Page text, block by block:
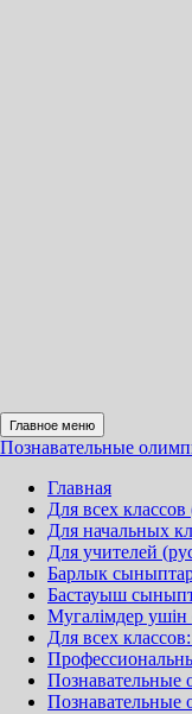
Главное меню
Познавательные
Главная
Для всех
Для начальных
Для учителей
Барлык
Бастауыш
Мугалімдер ушін
Для всех
Познавательные
Познавательные